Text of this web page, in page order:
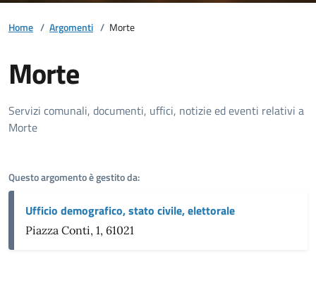
Home / Argomenti / Morte
Morte
Dettagli della notizia
Servizi comunali, documenti, uffici, notizie ed eventi relativi a
Morte
Questo argomento è gestito da:
Ufficio demografico, stato civile, elettorale
Piazza Conti, 1, 61021